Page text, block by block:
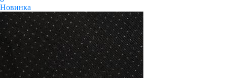
Новинка